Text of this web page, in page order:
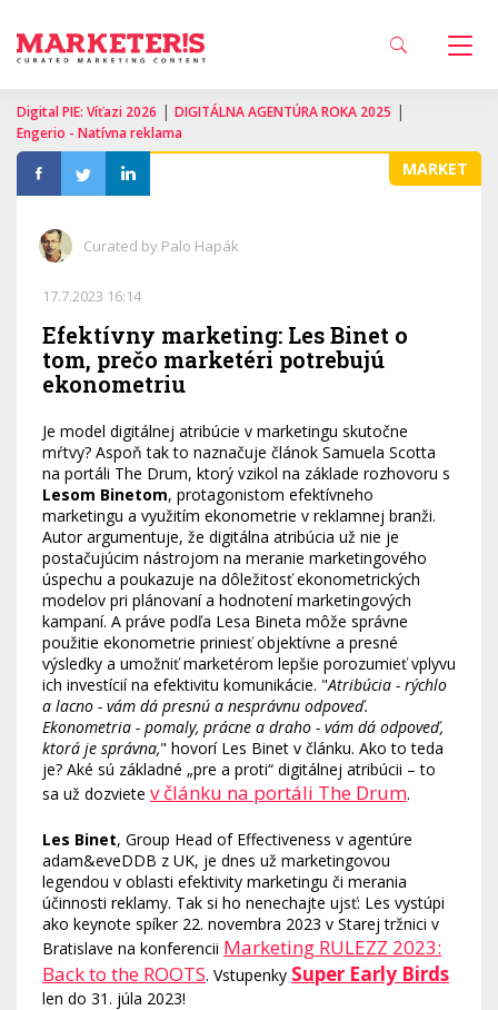
Digital PIE: Víťazi 2026 | DIGITÁLNA AGENTÚRA ROKA 2025 |
Engerio - Natívna reklama
MARKET
Curated by Palo Hapák
17.7.2023 16:14
Efektívny marketing: Les Binet o
tom, prečo marketéri potrebujú
ekonometriu
Je model digitálnej atribúcie v marketingu skutočne
mŕtvy? Aspoň tak to naznačuje článok Samuela Scotta
na portáli The Drum, ktorý vzikol na základe rozhovoru s
Lesom Binetom, protagonistom efektívneho
marketingu a využitím ekonometrie v reklamnej branži.
Autor argumentuje, že digitálna atribúcia už nie je
postačujúcim nástrojom na meranie marketingového
úspechu a poukazuje na dôležitosť ekonometrických
modelov pri plánovaní a hodnotení marketingových
kampaní. A práve podľa Lesa Bineta môže správne
použitie ekonometrie priniesť objektívne a presné
výsledky a umožniť marketérom lepšie porozumieť vplyvu
ich investícií na efektivitu komunikácie. "Atribúcia - rýchlo
a lacno - vám dá presnú a nesprávnu odpoveď.
Ekonometria - pomaly, prácne a draho - vám dá odpoveď,
ktorá je správna," hovorí Les Binet v článku. Ako to teda
je? Aké sú základné „pre a proti“ digitálnej atribúcii – to
sa už dozviete v článku na portáli The Drum.
Les Binet, Group Head of Effectiveness v agentúre
adam&eveDDB z UK, je dnes už marketingovou
legendou v oblasti efektivity marketingu či merania
účinnosti reklamy. Tak si ho nenechajte ujsť: Les vystúpi
ako keynote spíker 22. novembra 2023 v Starej tržnici v
Bratislave na konferencii Marketing RULEZZ 2023:
Back to the ROOTS. Vstupenky Super Early Birds
len do 31. júla 2023!